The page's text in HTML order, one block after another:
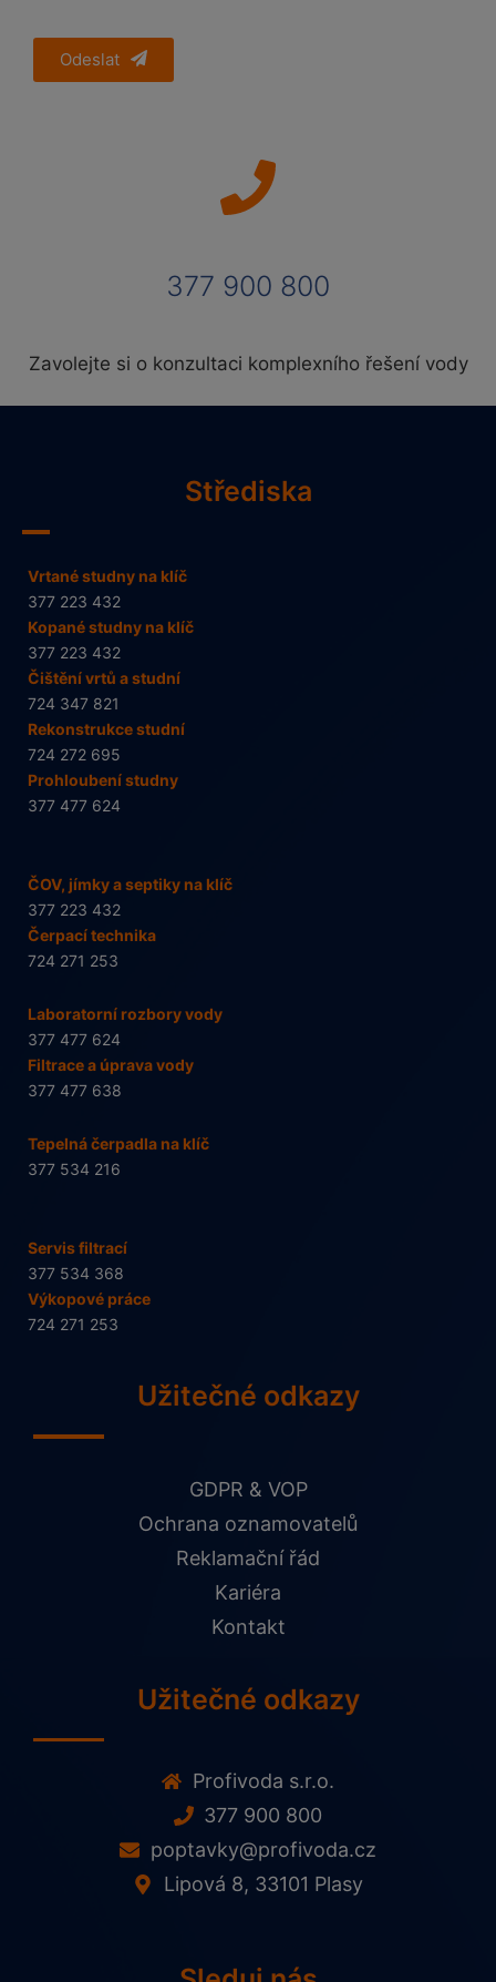
Odeslat
377 900 800
Zavolejte si o konzultaci komplexního řešení vody
Střediska
Vrtané studny na klíč
377 223 432
Kopané studny na klíč
377 223 432
Čištění vrtů a studní
724 347 821
Rekonstrukce studní
724 272 695
Prohloubení studny
377 477 624
ČOV, jímky a septiky na klíč
377 223 432
Čerpací technika
724 271 253
Laboratorní rozbory vody
377 477 624
Filtrace a úprava vody
377 477 638
Tepelná čerpadla na klíč
377 534 216
Servis filtrací
377 534 368
Výkopové práce
724 271 253
Užitečné odkazy
GDPR & VOP
Ochrana oznamovatelů
Reklamační řád
Kariéra
Kontakt
Užitečné odkazy
Profivoda s.r.o.
377 900 800
poptavky@profivoda.cz
Lipová 8, 33101 Plasy